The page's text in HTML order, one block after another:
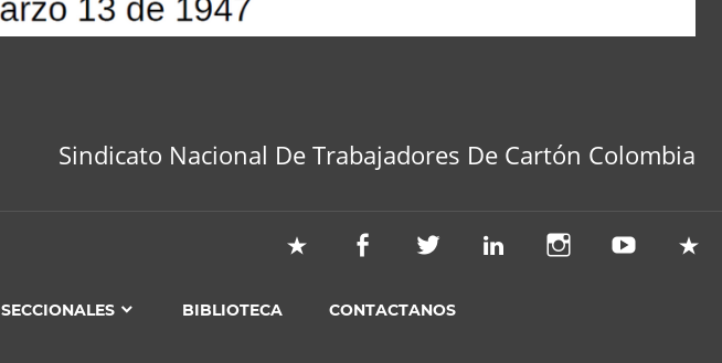
Sindicato Nacional De Trabajadores De Cartón Colombia
SECCIONALES BIBLIOTECA CONTACTANOS